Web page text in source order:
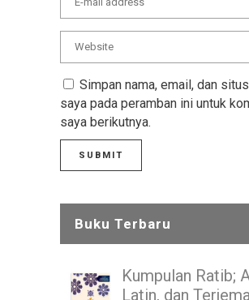
Simpan nama, email, dan
saya pada peramban ini untuk
saya berikutnya.
Buku Terbaru
Kumpulan Ratib;
Latin, dan